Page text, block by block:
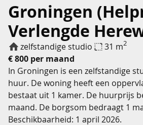
Groningen
Verlengde
zelfstandige studio 31 m2
€ 800 per maand
In Groningen is een zelfstandige
huur. De woning heeft een
bestaat uit 1 kamer. De huurprijs
maand. De borgsom bedraagt 1
Beschikbaarheid: 1 april 2026.